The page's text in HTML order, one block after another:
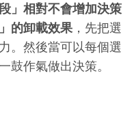
」相對不會增加決策
」的卸載效果 ，先把選
。然後當可以每個選
鼓作氣做出決策。